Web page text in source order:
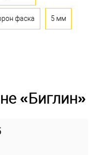
фаска 5 мм
«Биглин»